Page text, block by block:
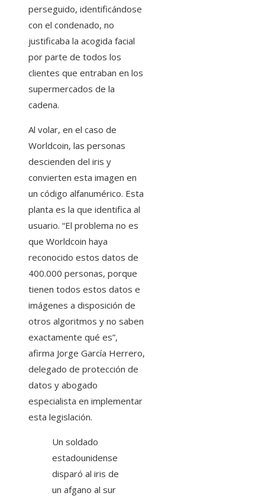
perseguido, identificándose
con el condenado, no
justificaba la acogida facial
por parte de todos los
clientes que entraban en los
supermercados de la
cadena.
Al volar, en el caso de
Worldcoin, las personas
descienden del iris y
convierten esta imagen en
un código alfanumérico. Esta
planta es la que identifica al
usuario. “El problema no es
que Worldcoin haya
reconocido estos datos de
400.000 personas, porque
tienen todos estos datos e
imágenes a disposición de
otros algoritmos y no saben
exactamente qué es”,
afirma Jorge García Herrero,
delegado de protección de
datos y abogado
especialista en implementar
esta legislación.
Un soldado
estadounidense
disparó al iris de
un afgano al sur